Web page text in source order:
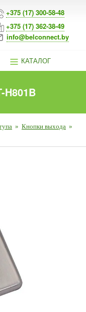
+375 (17) 300-58-48
+375 (17) 362-38-49
info@belconnect.by
КАТАЛОГ
H801B
» Кнопки выхода »